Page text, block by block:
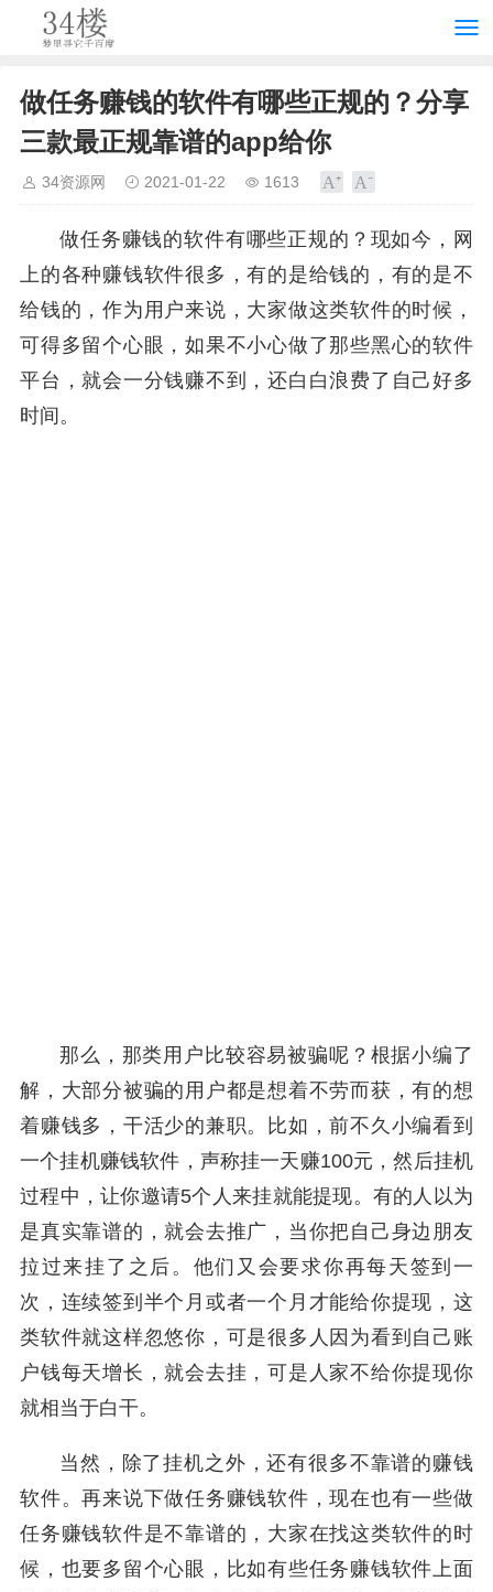
做任务赚钱的软件有哪些正规的？分享
三款最正规靠谱的app给你
34资源网 2021-01-22 1613
做任务赚钱的软件有哪些正规的？现如今，网
上的各种赚钱软件很多，有的是给钱的，有的是不
给钱的，作为用户来说，大家做这类软件的时候，
可得多留个心眼，如果不小心做了那些黑心的软件
平台，就会一分钱赚不到，还白白浪费了自己好多
时间。
那么，那类用户比较容易被骗呢？根据小编了
解，大部分被骗的用户都是想着不劳而获，有的想
着赚钱多，干活少的兼职。比如，前不久小编看到
一个挂机赚钱软件，声称挂一天赚100元，然后挂机
过程中，让你邀请5个人来挂就能提现。有的人以为
是真实靠谱的，就会去推广，当你把自己身边朋友
拉过来挂了之后。他们又会要求你再每天签到一
次，连续签到半个月或者一个月才能给你提现，这
类软件就这样忽悠你，可是很多人因为看到自己账
户钱每天增长，就会去挂，可是人家不给你提现你
就相当于白干。
当然，除了挂机之外，还有很多不靠谱的赚钱
软件。再来说下做任务赚钱软件，现在也有一些做
任务赚钱软件是不靠谱的，大家在找这类软件的时
候，也要多留个心眼，比如有些任务赚钱软件上面